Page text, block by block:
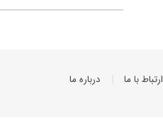
ارتباط با ما درباره ما